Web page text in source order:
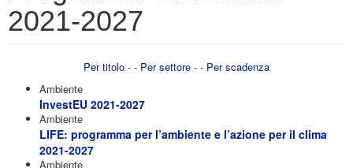
2021-2027
Per titolo - - Per settore - - Per scadenza
Ambiente
InvestEU 2021-2027
Ambiente
LIFE: programma per l’ambiente e l’azione per il clima
2021-2027
Ambiente